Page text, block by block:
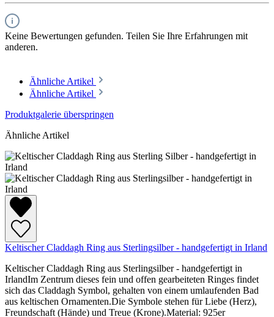
Keine Bewertungen gefunden. Teilen Sie Ihre Erfahrungen mit
anderen.
Ähnliche Artikel
Ähnliche Artikel
Produktgalerie überspringen
Ähnliche Artikel
Keltischer Claddagh Ring aus Sterlingsilber - handgefertigt in Irland
Keltischer Claddagh Ring aus Sterlingsilber - handgefertigt in
IrlandIm Zentrum dieses fein und offen gearbeiteten Ringes findet
sich das Claddagh Symbol, gehalten von einem umlaufenden Bad
aus keltischen Ornamenten.Die Symbole stehen für Liebe (Herz),
Freundschaft (Hände) und Treue (Krone).Material: 925er